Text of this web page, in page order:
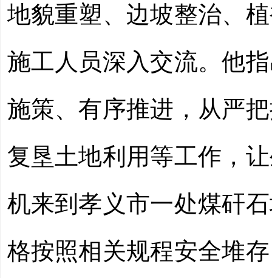
地貌重塑、边坡整治、
施工人员深入交流。他
施策、有序推进，从严
复垦土地利用等工作，
机来到孝义市一处煤矸
格按照相关规程安全堆